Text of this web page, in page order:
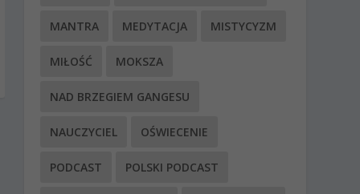
MANTRA MEDYTACJA MISTYCYZM
MIŁOŚĆ MOKSZA
NAD BRZEGIEM GANGESU
NAUCZYCIEL OŚWIECENIE
PODCAST POLSKI PODCAST